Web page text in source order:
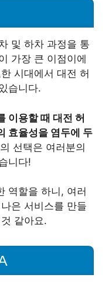
및 하차 과정을 통
가장 큰 이점이에
시대에서 대전 허
습니다.
이용할 때 대전 허
효율성을 염두에 두
선택은 여러분의
니다!
역할을 하니, 여러
은 서비스를 만들
같아요.